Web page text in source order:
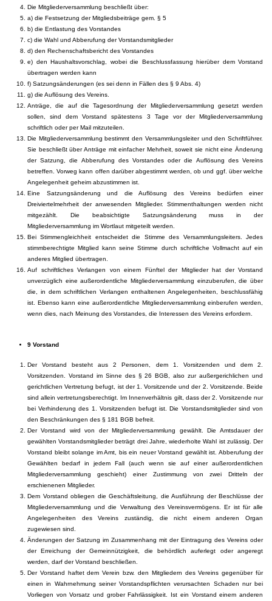
Die Mitgliederversammlung beschließt über:
a) die Festsetzung der Mitgliedsbeiträge gem. § 5
b) die Entlastung des Vorstandes
c) die Wahl und Abberufung der Vorstandsmitglieder
d) den Rechenschaftsbericht des Vorstandes
e) den Haushaltsvorschlag, wobei die Beschlussfassung hierüber dem Vorstand
übertragen werden kann
f) Satzungsänderungen (es sei denn in Fällen des § 9 Abs. 4)
g) die Auflösung des Vereins.
Anträge, die auf die Tagesordnung der Mitgliederversammlung gesetzt werden
sollen, sind dem Vorstand spätestens 3 Tage vor der Mitgliederversammlung
schriftlich oder per Mail mitzuteilen.
Die Mitgliederversammlung bestimmt den Versammlungsleiter und den Schriftführer.
Sie beschließt über Anträge mit einfacher Mehrheit, soweit sie nicht eine Änderung
der Satzung, die Abberufung des Vorstandes oder die Auflösung des Vereins
betreffen. Vorweg kann offen darüber abgestimmt werden, ob und ggf. über welche
Angelegenheit geheim abzustimmen ist.
Eine Satzungsänderung und die Auflösung des Vereins bedürfen einer
Dreiviertelmehrheit der anwesenden Mitglieder. Stimmenthaltungen werden nicht
mitgezählt. Die beabsichtigte Satzungsänderung muss in der
Mitgliederversammlung im Wortlaut mitgeteilt werden.
Bei Stimmengleichheit entscheidet die Stimme des Versammlungsleiters. Jedes
stimmberechtigte Mitglied kann seine Stimme durch schriftliche Vollmacht auf ein
anderes Mitglied übertragen.
Auf schriftliches Verlangen von einem Fünftel der Mitglieder hat der Vorstand
unverzüglich eine außerordentliche Mitgliederversammlung einzuberufen, die über
die, in dem schriftlichen Verlangen enthaltenen Angelegenheiten, beschlussfähig
ist. Ebenso kann eine außerordentliche Mitgliederversammlung einberufen werden,
wenn dies, nach Meinung des Vorstandes, die Interessen des Vereins erfordern.
9 Vorstand
Der Vorstand besteht aus 2 Personen, dem 1. Vorsitzenden und dem 2.
Vorsitzenden. Vorstand im Sinne des § 26 BGB, also zur außergerichlichen und
gerichtlichen Vertretung befugt, ist der 1. Vorsitzende und der 2. Vorsitzende. Beide
sind allein vertretungsberechtigt. Im Innenverhältnis gilt, dass der 2. Vorsitzende nur
bei Verhinderung des 1. Vorsitzenden befugt ist. Die Vorstandsmitglieder sind von
den Beschränkungen des § 181 BGB befreit.
Der Vorstand wird von der Mitgliederversammlung gewählt. Die Amtsdauer der
gewählten Vorstandsmitglieder beträgt drei Jahre, wiederholte Wahl ist zulässig. Der
Vorstand bleibt solange im Amt, bis ein neuer Vorstand gewählt ist. Abberufung der
Gewählten bedarf in jedem Fall (auch wenn sie auf einer außerordentlichen
Mitgliederversammlung geschieht) einer Zustimmung von zwei Dritteln der
erschienenen Mitglieder.
Dem Vorstand obliegen die Geschäftsleitung, die Ausführung der Beschlüsse der
Mitgliederversammlung und die Verwaltung des Vereinsvermögens. Er ist für alle
Angelegenheiten des Vereins zuständig, die nicht einem anderen Organ
zugewiesen sind.
Änderungen der Satzung im Zusammenhang mit der Eintragung des Vereins oder
der Erreichung der Gemeinnützigkeit, die behördlich auferlegt oder angeregt
werden, darf der Vorstand beschließen.
Der Vorstand haftet dem Verein bzw. den Mitgliedern des Vereins gegenüber für
einen in Wahrnehmung seiner Vorstandspflichten verursachten Schaden nur bei
Vorliegen von Vorsatz und grober Fahrlässigkeit. Ist ein Vorstand einem anderen